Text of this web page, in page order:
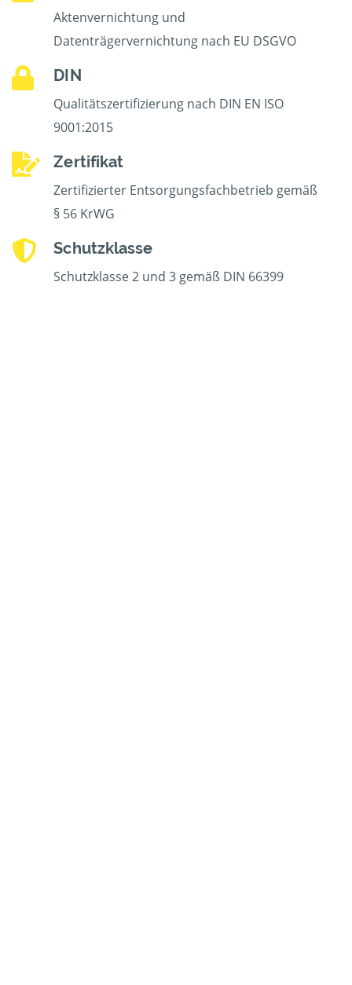
Aktenvernichtung und
Datenträgervernichtung nach EU DSGVO
DIN
Qualitätszertifizierung nach DIN EN ISO
9001:2015
Zertifikat
Zertifizierter Entsorgungsfachbetrieb gemäß
§ 56 KrWG
Schutzklasse
Schutzklasse 2 und 3 gemäß DIN 66399